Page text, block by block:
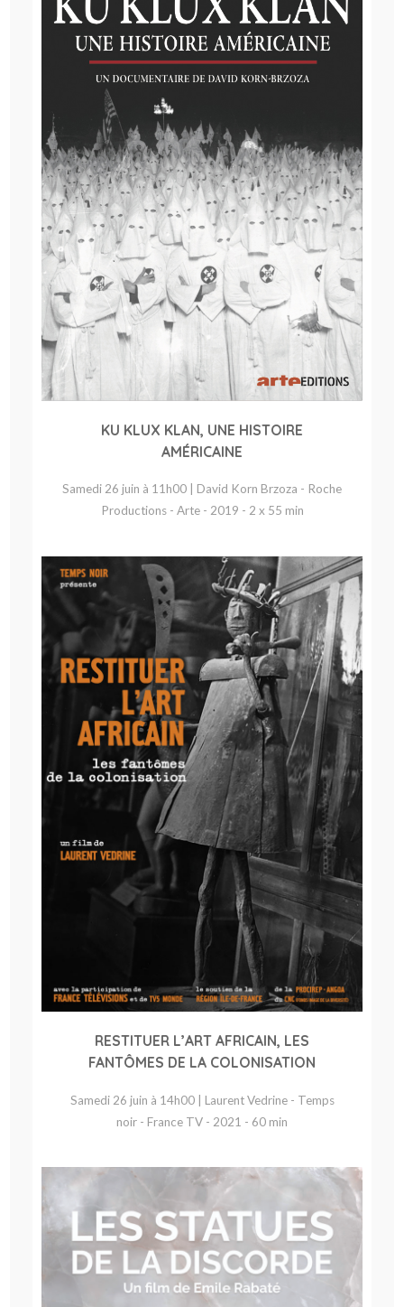
KU KLUX KLAN, UNE HISTOIRE
AMÉRICAINE
Samedi 26 juin à 11h00 | David Korn Brzoza - Roche
Productions - Arte - 2019 - 2 x 55 min
RESTITUER L’ART AFRICAIN, LES
FANTÔMES DE LA COLONISATION
Samedi 26 juin à 14h00 | Laurent Vedrine - Temps
noir - France TV - 2021 - 60 min